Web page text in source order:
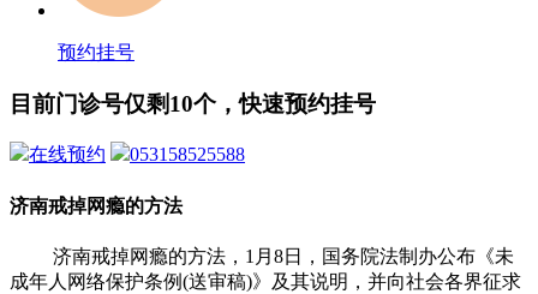
预约挂号
目前门诊号仅剩10个，快速预约挂号
在线预约 053158525588
济南戒掉网瘾的方法
济南戒掉网瘾的方法，1月8日，国务院法制办公布《未
成年人网络保护条例(送审稿)》及其说明，并向社会各界征求